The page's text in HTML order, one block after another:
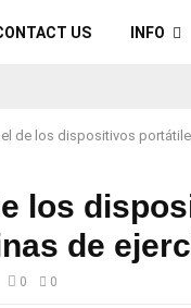
US INFO
de los dispositivos
los
de
0 0